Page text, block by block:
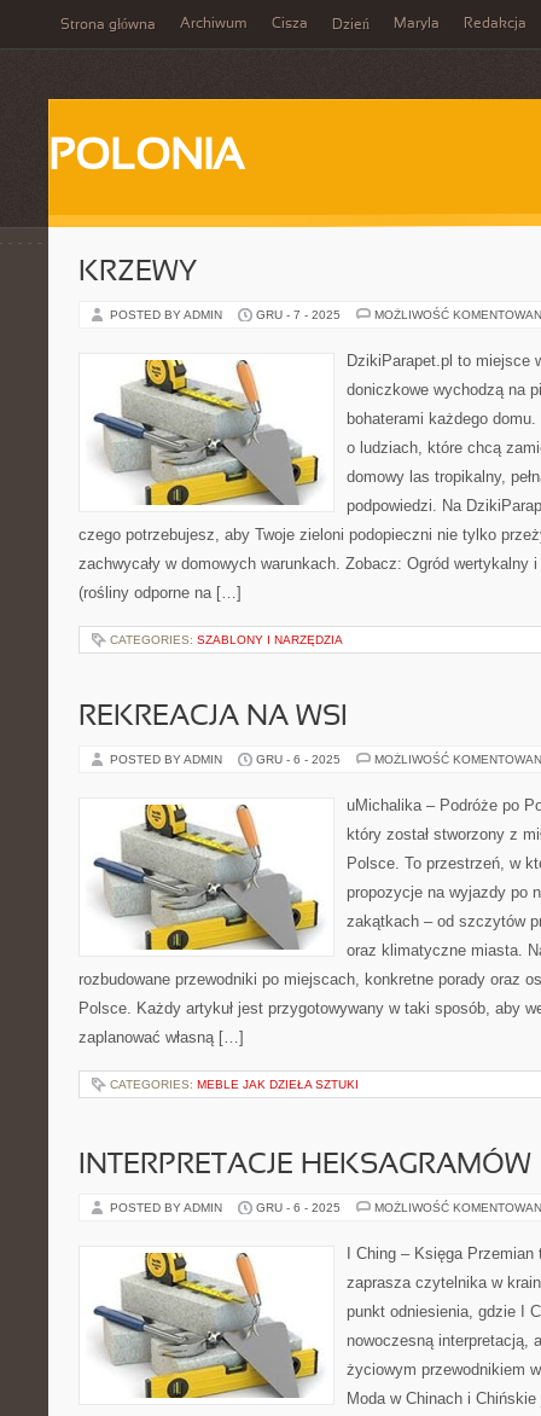
Strona główna Archiwum Cisza Dzień Maryla Redakcja
POLONIA
KRZEWY
POSTED BY ADMIN GRU - 7 - 2025 MOŻLIWOŚĆ
DzikiParapet.pl to miejsce
doniczkowe wychodzą na
bohaterami każdego
o ludziach, które chcą
domowy las tropikalny,
podpowiedzi. Na
czego potrzebujesz, aby Twoje zieloni podopieczni nie tylko
zachwycały w domowych warunkach. Zobacz: Ogród wertykalny
(rośliny odporne na […]
CATEGORIES: SZABLONY I NARZĘDZIA
REKREACJA NA WSI
POSTED BY ADMIN GRU - 6 - 2025 MOŻLIWOŚĆ
uMichalika – Podróże po
który został stworzony z
Polsce. To przestrzeń, w
propozycje na wyjazdy po
zakątkach – od szczytów
oraz klimatyczne miasta.
rozbudowane przewodniki po miejscach, konkretne porady oraz
Polsce. Każdy artykuł jest przygotowywany w taki sposób, aby
zaplanować własną […]
CATEGORIES: MEBLE JAK DZIEŁA SZTUKI
INTERPRETACJE HEKSAGRAMÓW
POSTED BY ADMIN GRU - 6 - 2025 MOŻLIWOŚĆ
I Ching – Księga
zaprasza czytelnika w
punkt odniesienia, gdzie I
nowoczesną interpretacją,
życiowym przewodnikiem
Moda w Chinach i